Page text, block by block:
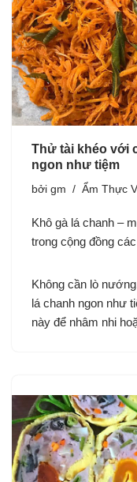
Thử tài khéo với
ngon như tiệm
bởi gm Ẩm Thực
Khô gà lá chanh –
trong cộng đồng
Không cần lò
lá chanh ngon như
này để nhâm nhi